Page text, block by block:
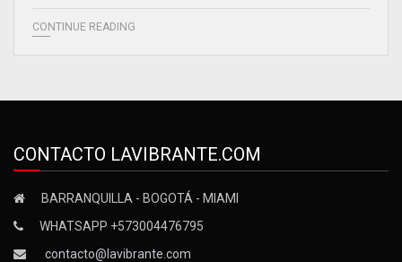
CONTINUE READING
CONTACTO LAVIBRANTE.COM
BARRANQUILLA - BOGOTÁ - MIAMI
WHATSAPP +573004476795
contacto@lavibrante.com